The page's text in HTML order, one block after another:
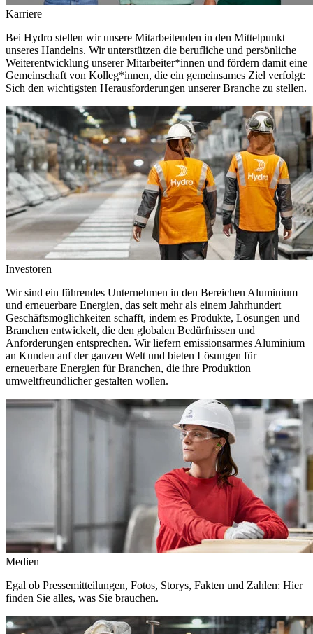
Karriere
Bei Hydro stellen wir unsere Mitarbeitenden in den Mittelpunkt
unseres Handelns. Wir unterstützen die berufliche und persönliche
Weiterentwicklung unserer Mitarbeiter*innen und fördern damit eine
Gemeinschaft von Kolleg*innen, die ein gemeinsames Ziel verfolgt:
Sich den wichtigsten Herausforderungen unserer Branche zu stellen.
Investoren
Wir sind ein führendes Unternehmen in den Bereichen Aluminium
und erneuerbare Energien, das seit mehr als einem Jahrhundert
Geschäftsmöglichkeiten schafft, indem es Produkte, Lösungen und
Branchen entwickelt, die den globalen Bedürfnissen und
Anforderungen entsprechen. Wir liefern emissionsarmes Aluminium
an Kunden auf der ganzen Welt und bieten Lösungen für
erneuerbare Energien für Branchen, die ihre Produktion
umweltfreundlicher gestalten wollen.
Medien
Egal ob Pressemitteilungen, Fotos, Storys, Fakten und Zahlen: Hier
finden Sie alles, was Sie brauchen.